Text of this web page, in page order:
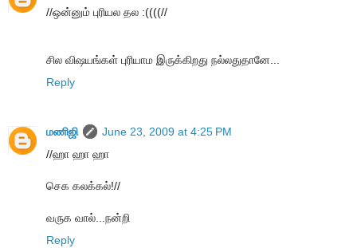
//ஒன்னும் புரியல தல :((((//
சில விஷயங்கள் புரியாம இருக்கிறது நல்லதுதானே...
Reply
மணிஜி
June 23, 2009 at 4:25 PM
//ஹா ஹா ஹா
செக கலக்கல்!//
வருக வால்...நன்றி
Reply